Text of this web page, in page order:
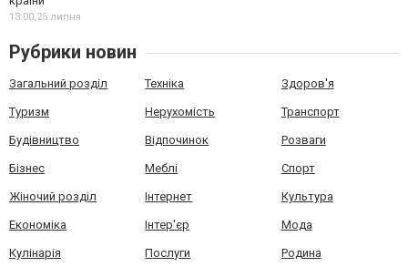
13:00,25 липня
Рубрики новин
Загальний розділ Техніка Здоров'я
Туризм Нерухомість Транспорт
Будівництво Відпочинок Розваги
Бізнес Меблі Спорт
Жіночий розділ Інтернет Культура
Економіка Інтер'єр Мода
Кулінарія Послуги Родина